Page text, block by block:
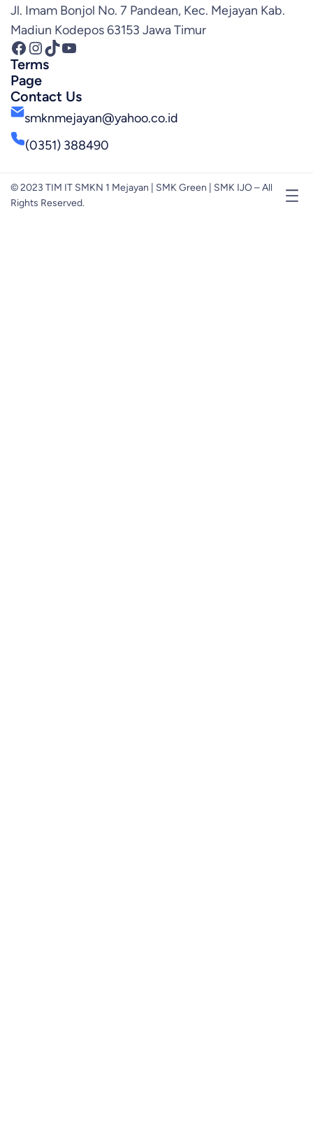
Jl. Imam Bonjol No. 7 Pandean, Kec. Mejayan Kab.
Madiun Kodepos 63153 Jawa Timur
Facebook InstagramTikTok YouTube
Terms
Page
Contact Us
smknmejayan@yahoo.co.id
(0351) 388490
© 2023 TIM IT SMKN 1 Mejayan | SMK Green | SMK IJO – All
Rights Reserved.